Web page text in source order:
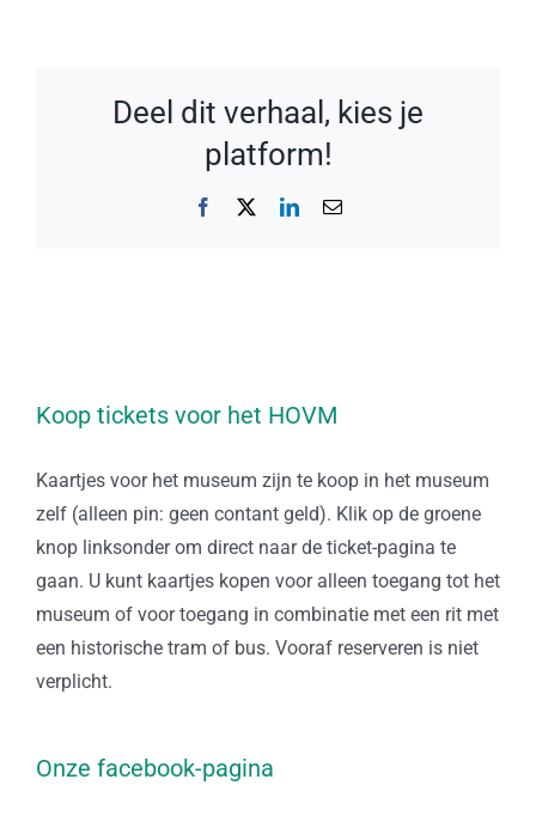
Deel dit verhaal, kies je
platform!
Facebook LinkedIn
E-
Koop tickets voor het HOVM
Kaartjes voor het museum zijn te koop in het museum
zelf (alleen pin: geen contant geld). Klik op de groene
knop linksonder om direct naar de ticket-pagina te
gaan. U kunt kaartjes kopen voor alleen toegang tot het
museum of voor toegang in combinatie met een rit met
een historische tram of bus. Vooraf reserveren is niet
verplicht.
Onze facebook-pagina